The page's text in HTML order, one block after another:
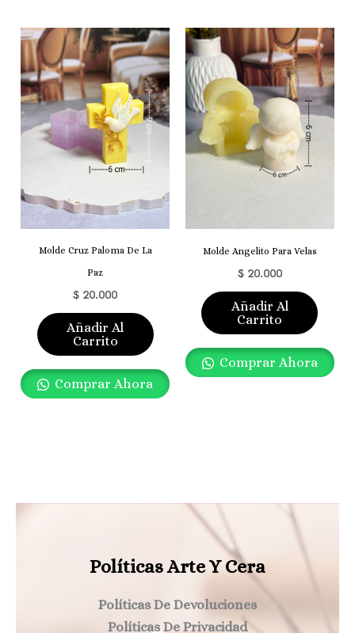
Molde Cruz Paloma De La
Paz
$ 20.000
Añadir Al
Carrito
Comprar Ahora
Molde Angelito Para Velas
$20.000
Añadir Al
Carrito
Comprar Ahora
Políticas Arte Y Cera
Políticas De Devoluciones
Políticas De Privacidad